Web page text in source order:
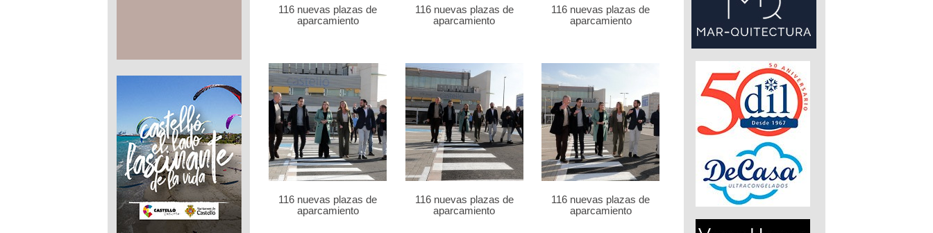
116 nuevas plazas de
aparcamiento
116 nuevas plazas de
aparcamiento
116 nuevas plazas de
aparcamiento
116 nuevas plazas de
aparcamiento
116 nuevas plazas de
aparcamiento
116 nuevas plazas de
aparcamiento